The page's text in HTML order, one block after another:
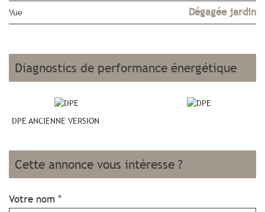
Vue Dégagée jardin
diagnostics de performance énergétique
DPE ANCIENNE VERSION
cette annonce vous intéresse ?
Votre nom *